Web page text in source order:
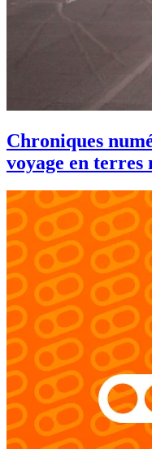
Chroniques
voyage en terres